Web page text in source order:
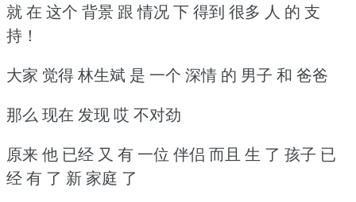
就 在 这个 背景 跟 情况 下 得到 很多 人 的 支
持！
大家 觉得 林生斌 是 一个 深情 的 男子 和 爸爸
那么 现在 发现 哎 不对劲
原来 他 已经 又 有 一位 伴侣 而且 生 了 孩子 已
经 有 了 新 家庭 了